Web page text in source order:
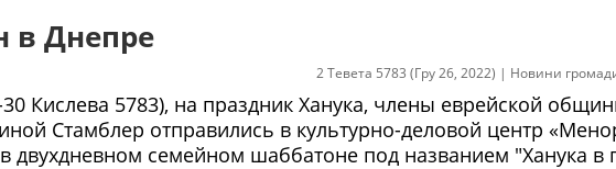
в Днепре
2 Тевета 5783 (Гру 26, 2022) | Новини
Кислева 5783), на праздник Ханука, члены еврейской
Стамблер отправились в культурно-деловой центр
двухдневном семейном шаббатоне под названием "Ханука в